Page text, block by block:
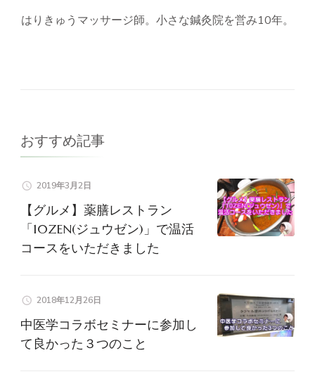
はりきゅうマッサージ師。小さな鍼灸院を営み10年。
おすすめ記事
2019年3月2日
【グルメ】薬膳レストラン
「10ZEN(ジュウゼン)」で温活
コースをいただきました
2018年12月26日
中医学コラボセミナーに参加し
て良かった３つのこと